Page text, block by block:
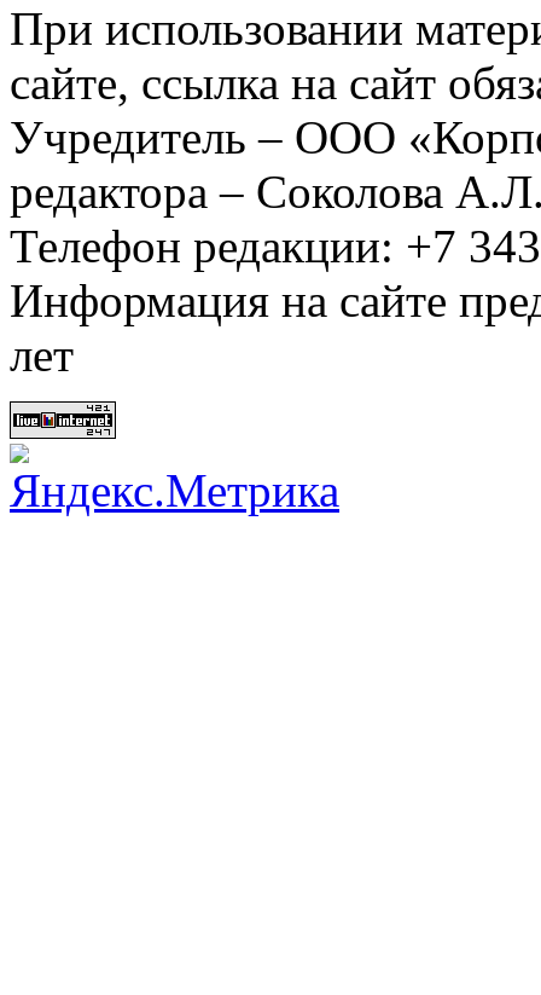
При использовании
сайте, ссылка на сайт
Учредитель – ООО
редактора – Соколова
Телефон редакции: +7
Информация на сайте
лет